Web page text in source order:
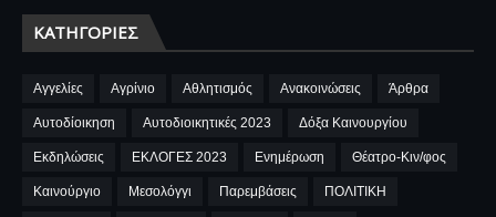
ΚΑΤΗΓΟΡΊΕΣ
Αγγελίες Αγρίνιο Αθλητισμός Ανακοινώσεις Άρθρα
Αυτοδίοικηση Αυτοδιοικητικές 2023 Δόξα Καινουργίου
Εκδηλώσεις ΕΚΛΟΓΕΣ 2023 Ενημέρωση Θέατρο-Κιν/φος
Καινούργιο Μεσολόγγι Παρεμβάσεις ΠΟΛΙΤΙΚΗ